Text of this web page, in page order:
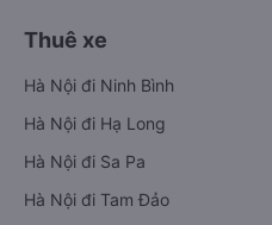
Thuê xe
Hà Nội đi Ninh Bình
Hà Nội đi Hạ Long
Hà Nội đi Sa Pa
Hà Nội đi Tam Đảo